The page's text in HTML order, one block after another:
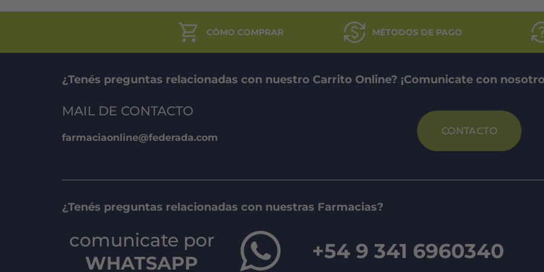
CÓMO COMPRAR MÉTODOS DE PAGO
¿Tenés preguntas relacionadas con nuestro Carrito Online? ¡Comunicate con
MAIL DE CONTACTO
farmaciaonline@federada.com
CONTACTO
¿Tenés preguntas relacionadas con nuestras Farmacias?
comunicate por
WHATSAPP
+54 9 341 6960340